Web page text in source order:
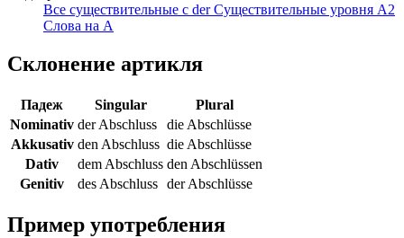
Все существительные с derСуществительные уровня A2
Слова на A
Склонение артикля
Падеж Singular
Plural
Nominativ der Abschluss
die Abschlüsse
Akkusativ den Abschluss die Abschlüsse
Dativ
dem Abschluss den Abschlüssen
Genitiv
des Abschluss der Abschlüsse
Пример употребления